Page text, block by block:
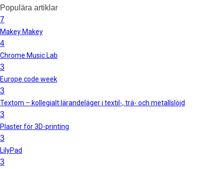
Populära artiklar
7
Makey Makey
4
Chrome Music Lab
3
Europe code week
3
Textom – kollegialt lärandeläger i textil-, trä- och metallslöjd
3
Plaster för 3D-printing
3
LilyPad
3